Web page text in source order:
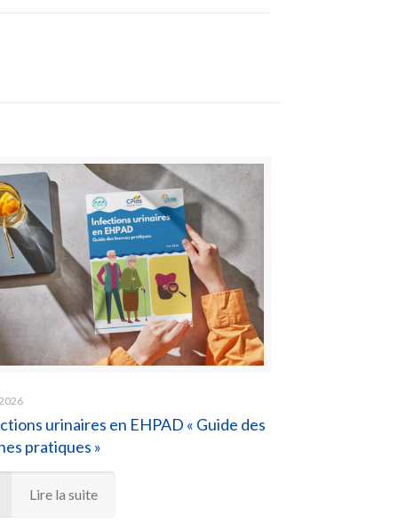
urinaires en EHPAD « Guide des
pratiques »
Lire la suite